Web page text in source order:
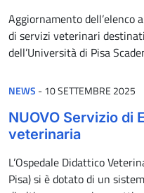
Aggiornamento dell’elenco
di servizi veterinari
dell’Università di Pisa
NEWS -PUBBLICATO IL
10 SETTEMBRE 2025
NUOVO Servizio di
veterinaria
L’Ospedale Didattico
Pisa) si è dotato di un